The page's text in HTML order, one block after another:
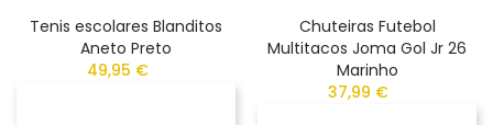
Tenis escolares Blanditos
Aneto Preto
49,95 €
Chuteiras Futebol
Multitacos Joma Gol Jr 26
Marinho
37,99 €